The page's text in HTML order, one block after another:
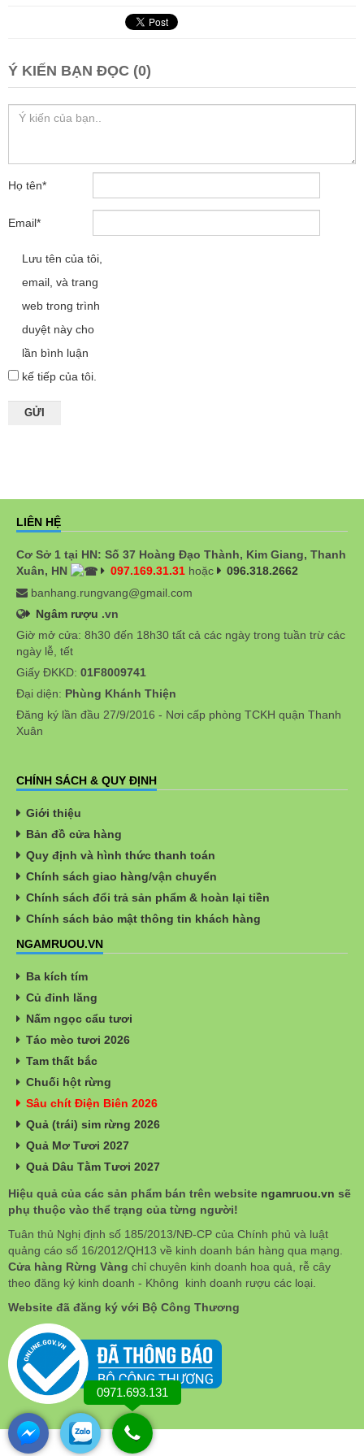
Ý KIẾN BẠN ĐỌC (0)
Họ tên*
Email*
Lưu tên của tôi,
email, và trang
web trong trình
duyệt này cho
lần bình luận
kế tiếp của tôi.
LIÊN HỆ
Cơ Sở 1 tại HN: Số 37 Hoàng Đạo Thành, Kim Giang, Thanh
Xuân, HN
097.169.31.31 hoặc
096.318.2662
banhang.rungvang@gmail.com
Ngâm rượu .vn
Giờ mở cửa: 8h30 đến 18h30 tất cả các ngày trong tuần trừ các
ngày lễ, tết
Giấy ĐKKD: 01F8009741
Đại diện: Phùng Khánh Thiện
Đăng ký lần đầu 27/9/2016 - Nơi cấp phòng TCKH quận Thanh
Xuân
CHÍNH SÁCH & QUY ĐỊNH
Giới thiệu
Bản đồ cửa hàng
Quy định và hình thức thanh toán
Chính sách giao hàng/vận chuyển
Chính sách đổi trả sản phẩm & hoàn lại tiền
Chính sách bảo mật thông tin khách hàng
NGAMRUOU.VN
Ba kích tím
Củ đinh lăng
Nấm ngọc cẩu tươi
Táo mèo tươi 2026
Tam thất bắc
Chuối hột rừng
Sâu chít Điện Biên 2026
Quả (trái) sim rừng 2026
Quả Mơ Tươi 2027
Quả Dâu Tằm Tươi 2027
Hiệu quả của các sản phẩm bán trên website ngamruou.vn sẽ
phụ thuộc vào thể trạng của từng người!
Tuân thủ Nghị định số 185/2013/NĐ-CP của Chính phủ và luật
quảng cáo số 16/2012/QH13 về kinh doanh bán hàng qua mạng.
Cửa hàng Rừng Vàng chỉ chuyên kinh doanh hoa quả, rễ cây
theo đăng ký kinh doanh - Không kinh doanh rượu các loại.
Website đã đăng ký với Bộ Công Thương
0971.693.131